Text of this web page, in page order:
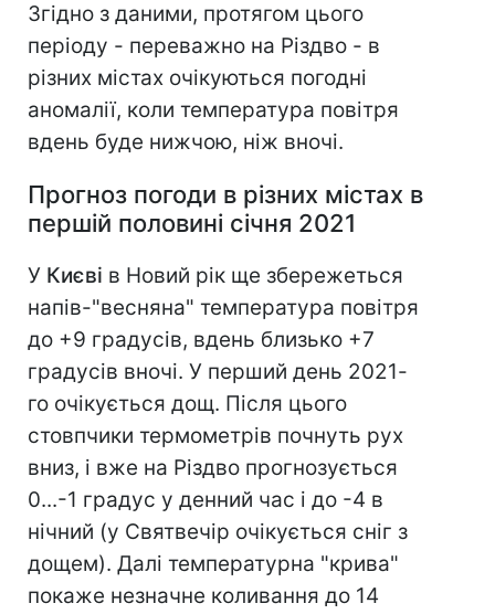
Згідно з даними, протягом цього
періоду - переважно на Різдво - в
різних містах очікуються погодні
аномалії, коли температура повітря
вдень буде нижчою, ніж вночі.
Прогноз погоди в різних містах в
першій половині січня 2021
У Києві в Новий рік ще збережеться
напів-"весняна" температура повітря
до +9 градусів, вдень близько +7
градусів вночі. У перший день 2021-
го очікується дощ. Після цього
стовпчики термометрів почнуть рух
вниз, і вже на Різдво прогнозується
0...-1 градус у денний час і до -4 в
нічний (у Святвечір очікується сніг з
дощем). Далі температурна "крива"
покаже незначне коливання до 14